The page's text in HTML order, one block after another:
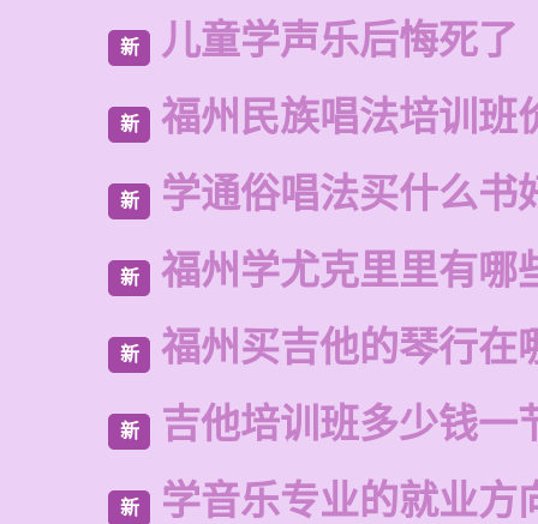
新 儿童学声乐后悔死了
新 福州民族唱法培训班
新 学通俗唱法买什么书
新 福州学尤克里里有哪
新 福州买吉他的琴行在
新 吉他培训班多少钱一
新 学音乐专业的就业方